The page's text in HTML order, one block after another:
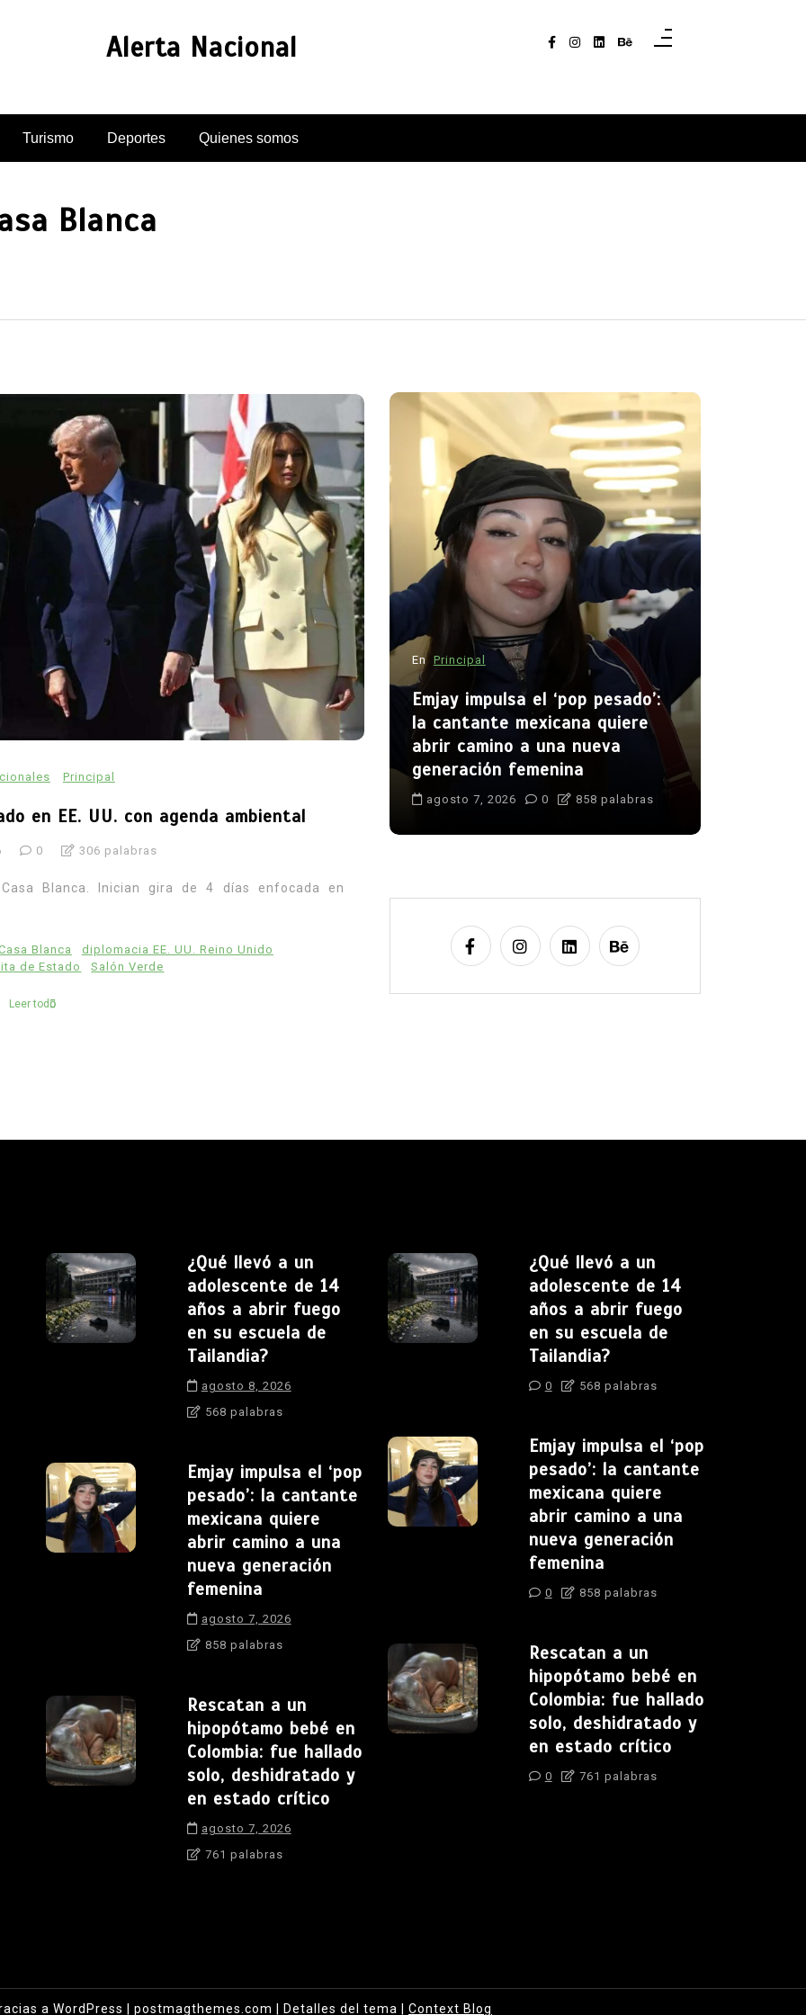
Alerta Nacional
Turismo Deportes Quienes somos
Blanca
Principal
en EE. UU. con agenda ambiental
0 306 palabras
Blanca. Inician gira de 4 días enfocada en
Blanca
diplomacia EE. UU. Reino Unido
de Estado
Salón Verde
Leer todo
En Internacionales
¿Qué llevó a un adolescente de
14 años a abrir fuego en su
escuela de Tailandia?
agosto 8, 2026 0 568 palabras
adolescente 14 años Bangkok
Anutin Charnvirakul
control de armas Tailandia
masacre escolar Tailandia 2026
violencia escolar Asia
En Principal
Emjay impulsa el ‘pop pesado’:
la cantante mexicana quiere
abrir camino a una nueva
generación femenina
agosto 7, 2026 0 858 palabras
¿Qué llevó a un
adolescente de 14
años a abrir fuego
en su escuela de
Tailandia?
agosto 8, 2026
568 palabras
Emjay impulsa el ‘pop
pesado’: la cantante
mexicana quiere
abrir camino a una
nueva generación
femenina
agosto 7, 2026
858 palabras
Rescatan a un
hipopótamo bebé en
Colombia: fue hallado
solo, deshidratado y
en estado crítico
agosto 7, 2026
761 palabras
¿Qué llevó a un
adolescente de 14
años a abrir fuego
en su escuela de
Tailandia?
0 568 palabras
Emjay impulsa el ‘pop
pesado’: la cantante
mexicana quiere
abrir camino a una
nueva generación
femenina
0 858 palabras
Rescatan a un
hipopótamo bebé en
Colombia: fue hallado
solo, deshidratado y
en estado crítico
0 761 palabras
a WordPress postmagthemes.com Detalles del tema Context Blog